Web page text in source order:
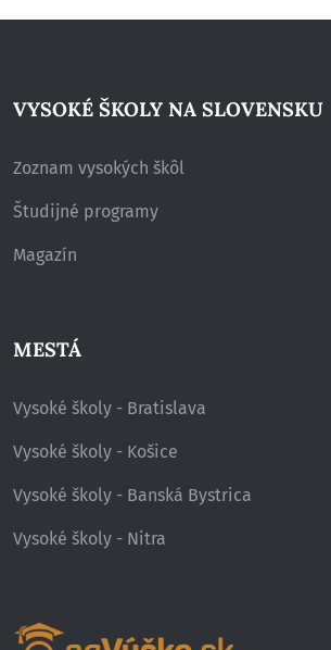
VYSOKÉ ŠKOLY NA SLOVENSKU
Zoznam vysokých škôl
Študijné programy
Magazín
MESTÁ
Vysoké školy - Bratislava
Vysoké školy - Košice
Vysoké školy - Banská Bystrica
Vysoké školy - Nitra